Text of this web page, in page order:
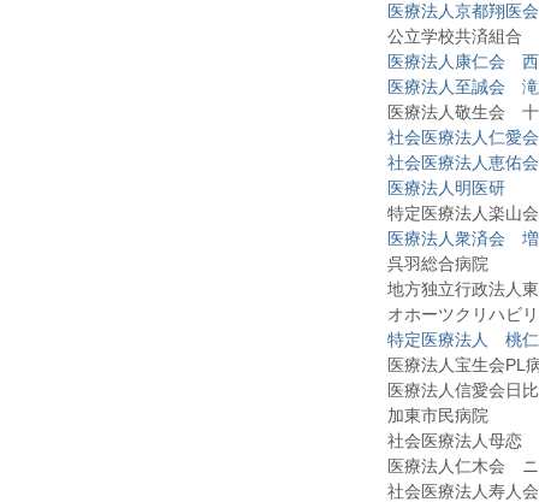
医療法人京都翔医
公立学校共済組合
医療法人康仁会
医療法人至誠会
医療法人敬生会 十
社会医療法人仁愛
社会医療法人恵佑
医療法人明医研
特定医療法人楽山会
医療法人衆済会
呉羽総合病院
地方独立行政法人東
オホーツクリハビリ
特定医療法人 桃
医療法人宝生会PL
医療法人信愛会日比
加東市民病院
社会医療法人母恋
医療法人仁木会 ニキ
社会医療法人寿人会